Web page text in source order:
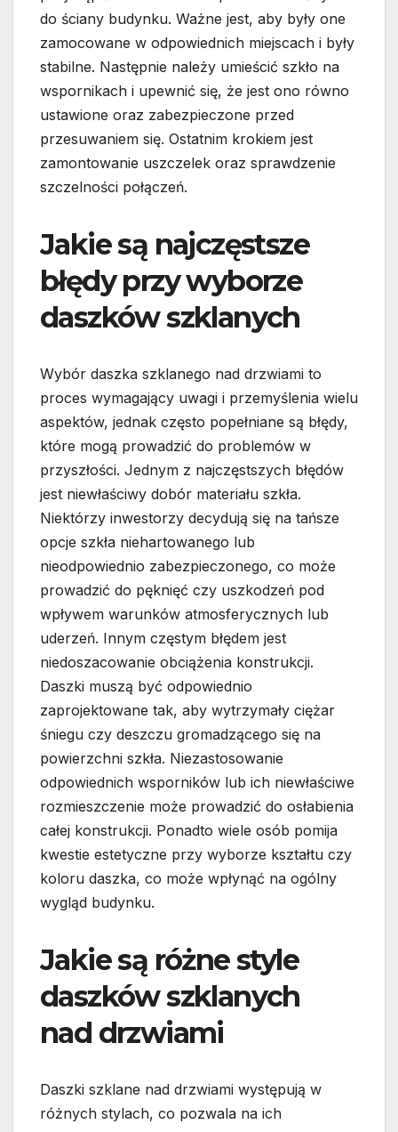
do ściany budynku. Ważne jest, aby były one
zamocowane w odpowiednich miejscach i były
stabilne. Następnie należy umieścić szkło na
wspornikach i upewnić się, że jest ono równo
ustawione oraz zabezpieczone przed
przesuwaniem się. Ostatnim krokiem jest
zamontowanie uszczelek oraz sprawdzenie
szczelności połączeń.
Jakie są najczęstsze
błędy przy wyborze
daszków szklanych
Wybór daszka szklanego nad drzwiami to
proces wymagający uwagi i przemyślenia wielu
aspektów, jednak często popełniane są błędy,
które mogą prowadzić do problemów w
przyszłości. Jednym z najczęstszych błędów
jest niewłaściwy dobór materiału szkła.
Niektórzy inwestorzy decydują się na tańsze
opcje szkła niehartowanego lub
nieodpowiednio zabezpieczonego, co może
prowadzić do pęknięć czy uszkodzeń pod
wpływem warunków atmosferycznych lub
uderzeń. Innym częstym błędem jest
niedoszacowanie obciążenia konstrukcji.
Daszki muszą być odpowiednio
zaprojektowane tak, aby wytrzymały ciężar
śniegu czy deszczu gromadzącego się na
powierzchni szkła. Niezastosowanie
odpowiednich wsporników lub ich niewłaściwe
rozmieszczenie może prowadzić do osłabienia
całej konstrukcji. Ponadto wiele osób pomija
kwestie estetyczne przy wyborze kształtu czy
koloru daszka, co może wpłynąć na ogólny
wygląd budynku.
Jakie są różne style
daszków szklanych
nad drzwiami
Daszki szklane nad drzwiami występują w
różnych stylach, co pozwala na ich